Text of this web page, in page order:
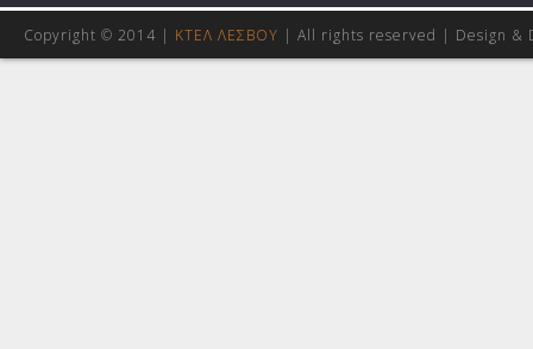
Copyright © 2014 | ΚΤΕΛ ΛΕΣΒΟΥ | All rights reserved | Design &